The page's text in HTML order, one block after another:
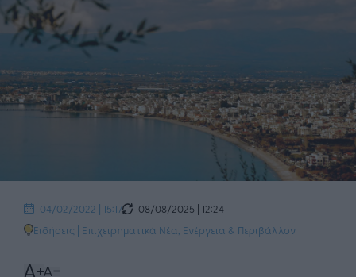
04/02/2022 | 15:17
08/08/2025 | 12:24
Ειδήσεις | Επιχειρηματικά Νέα Ενέργεια & Περιβάλλον